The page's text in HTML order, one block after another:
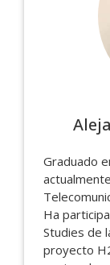
Graduado
Ha
Studies de
proyecto